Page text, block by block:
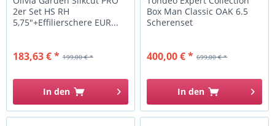
2er Set HS RH
5,75"+Effilierschere EUR...
199,00 € *
183,63 € *
In den
Box Man Classic OAK 6.5
Scherenset
699,00 € *
400,00 € *
In den